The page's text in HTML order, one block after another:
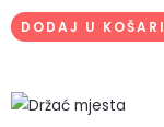
DODAJ U